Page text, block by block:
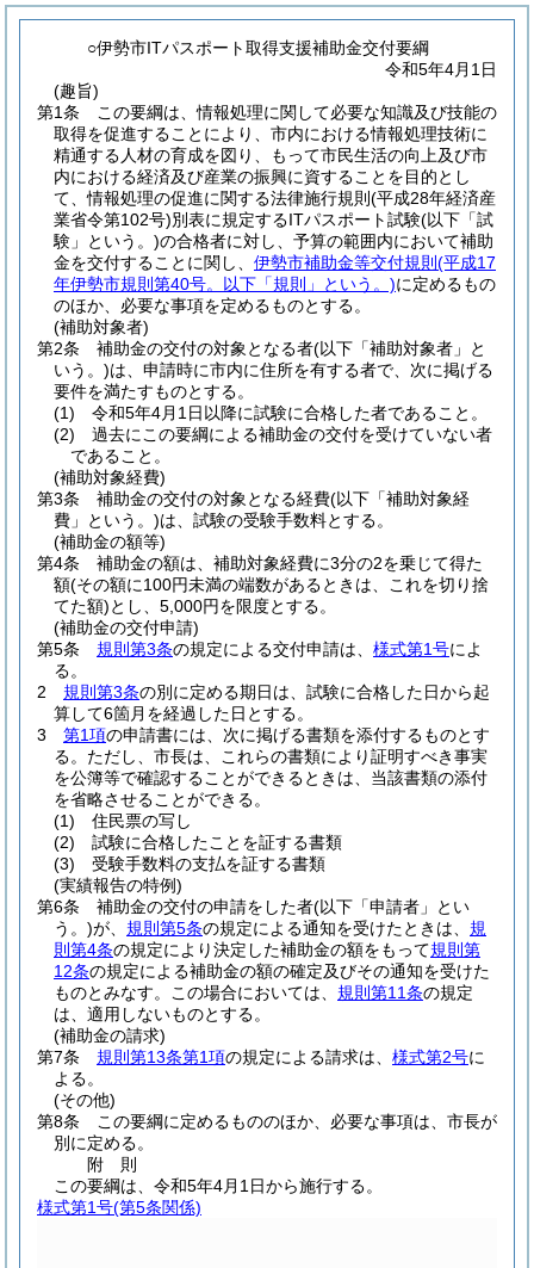
○伊勢市ITパスポート取得支援補助金交付要綱
令和5年4月1日
(趣旨)
第1条
この要綱は、情報処理に関して必要な知識及び技能の
取得を促進することにより、市内における情報処理技術に
精通する人材の育成を図り、もって市民生活の向上及び市
内における経済及び産業の振興に資することを目的とし
て、情報処理の促進に関する法律施行規則 (平成28年経済産
業省令第102号)別表に規定するITパスポート試験(以下「試
験」という。)の合格者に対し、予算の範囲内において補助
金を交付することに関し、 伊勢市補助金等交付規則 (平成17
年伊勢市規則第40号。以下「規則」という。)に定めるもの
のほか、必要な事項を定めるものとする。
(補助対象者)
第2条
補助金の交付の対象となる者(以下「補助対象者」と
いう。)は、申請時に市内に住所を有する者で、次に掲げる
要件を満たすものとする。
(1)
令和5年4月1日以降に試験に合格した者であること。
(2)
過去にこの要綱による補助金の交付を受けていない者
であること。
(補助対象経費)
第3条
補助金の交付の対象となる経費(以下「補助対象経
費」という。)は、試験の受験手数料とする。
(補助金の額等)
第4条
補助金の額は、補助対象経費に3分の2を乗じて得た
額(その額に100円未満の端数があるときは、これを切り捨
てた額)とし、5,000円を限度とする。
(補助金の交付申請)
第5条
規則第3条の規定による交付申請は、 様式第1号によ
る。
2
規則第3条の別に定める期日は、試験に合格した日から起
算して6箇月を経過した日とする。
3
第1項の申請書には、次に掲げる書類を添付するものとす
る。 ただし、市長は、これらの書類により証明すべき事実
を公簿等で確認することができるときは、当該書類の添付
を省略させることができる。
(1)
住民票の写し
(2)
試験に合格したことを証する書類
(3)
受験手数料の支払を証する書類
(実績報告の特例)
第6条
補助金の交付の申請をした者(以下「申請者」とい
う。)が、 規則第5条の規定による通知を受けたときは、 規
則第4条の規定により決定した補助金の額をもって規則第
12条の規定による補助金の額の確定及びその通知を受けた
ものとみなす。
この場合においては、 規則第11条の規定
は、適用しないものとする。
(補助金の請求)
第7条
規則第13条第1項の規定による請求は、 様式第2号に
よる。
(その他)
第8条
この要綱に定めるもののほか、必要な事項は、市長が
別に定める。
附 則
この要綱は、令和5年4月1日から施行する。
様式第1号(第5条関係)